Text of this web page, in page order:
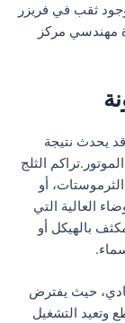
ثقب في فريزر
مهندسي مركز
يحدث نتيجة
الثلج
أو
العالية التي
بالهيكل أو
حيث يفترض
وتعيد التشغيل